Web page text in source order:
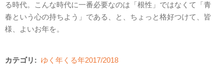
る時代。こんな時代に一番必要なのは「根性」ではなくて「青
春という心の持ちよう」である、と、ちょっと格好つけて、皆
様、よいお年を。
カテゴリ: ゆく年くる年2017/2018